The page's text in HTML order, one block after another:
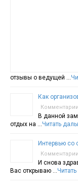
отзывы о ведущей …
Как
В данной
отдых на … Читать
Интервью со
И снова
Вас открываю …